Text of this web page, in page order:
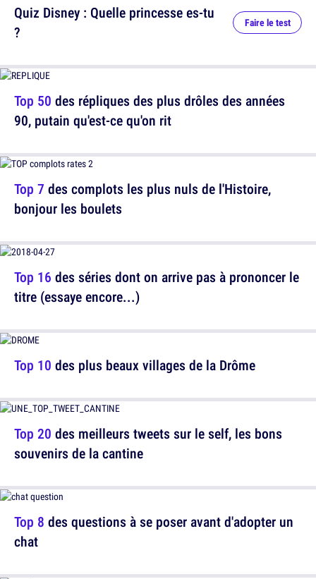
Top 7 des complots les plus nuls de l'Histoire,
bonjour les boulets
Top 10 des plus beaux villages de la Drôme
Top 20 des meilleurs tweets sur le self, les bons
souvenirs de la cantine
Quiz Disney : Quelle princesse es-tu
?
Faire le test
Top 50 des répliques des plus drôles des années
90, putain qu'est-ce qu'on rit
Top 16 des séries dont on arrive pas à prononcer le
titre (essaye encore...)
Top 8 des questions à se poser avant d'adopter un
chat